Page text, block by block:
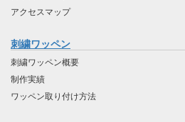
アクセスマップ
刺繍ワッペン
刺繍ワッペン概要
制作実績
ワッペン取り付け方法